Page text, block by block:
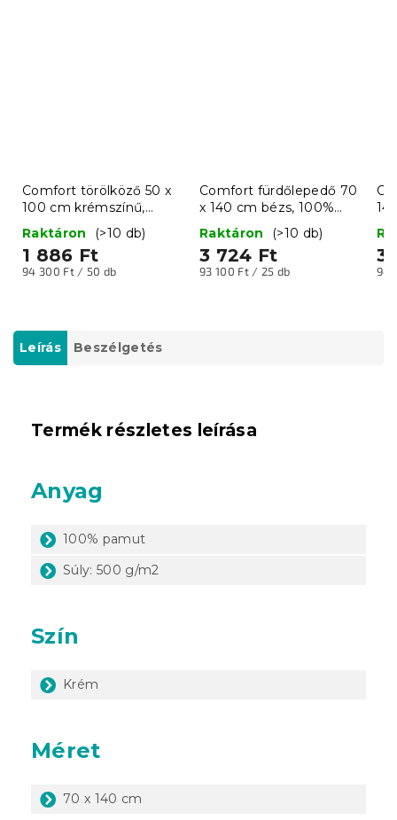
Comfort törölköző 50 x
100 cm krémszínű,
100% pamut
Raktáron (>10 db)
1 886 Ft
Egységár:
94 300 Ft / 50 db
Comfort fürdőlepedő 70
x 140 cm bézs, 100%
pamut
Raktáron (>10 db)
3 724 Ft
Egységár:
93 100 Ft / 25 db
3
94
Leírás Beszélgetés
Termék részletes leírása
Anyag
100% pamut
Súly: 500 g/m2
Szín
Krém
Méret
70 x 140 cm